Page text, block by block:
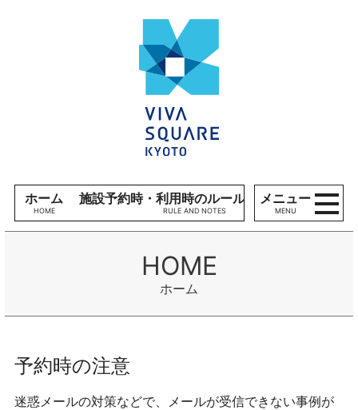
E
Y
用
予
約
ホーム 施設予約時・利用時のルール、留意事項
メニュー
MENU
ホーム
予約時の注意
迷惑メールの対策などで、メールが受信できない事例が